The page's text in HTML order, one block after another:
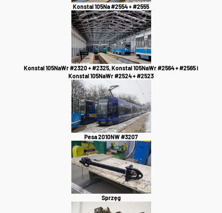
Konstal 105Na #2554 + #2555
Konstal 105NaWr #2320 + #2325, Konstal 105NaWr #2564 + #2565 i
Konstal 105NaWr #2524 + #2523
Pesa 2010NW #3207
Sprzęg